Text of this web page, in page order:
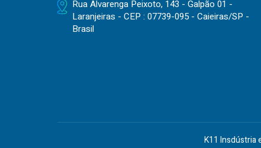
Rua Alvarenga Peixoto, 143 - Galpão 01 -
Laranjeiras - CEP : 07739-095 - Caieiras/SP -
Brasil
K11 Insdústria